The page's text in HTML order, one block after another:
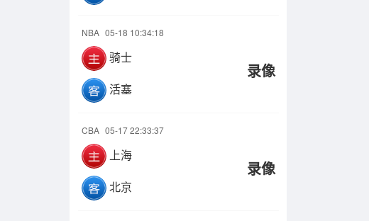
NBA 05-18 10:34:18
骑士
活塞
录像
CBA 05-17 22:33:37
上海
北京
录像